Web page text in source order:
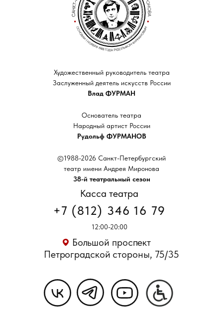
Художественный руководитель театра
Заслуженный деятель искусств России
Влад ФУРМАН
12:00-20:00
+7 (812) 346 16 79
©1988-2026 Санкт-Петербургский
театр имени Андрея Миронова
38-й театральный сезон
Основатель театра
Народный артист России
Рудольф ФУРМАНОВ
Большой проспект
Петроградской стороны, 75/35
Касса театра